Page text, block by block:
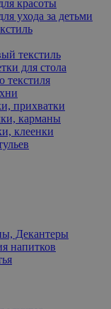
красоты
ухода за детьми
текстиль
для стола
текстиля
прихватки
карманы
клеенки
Декантеры
напитков